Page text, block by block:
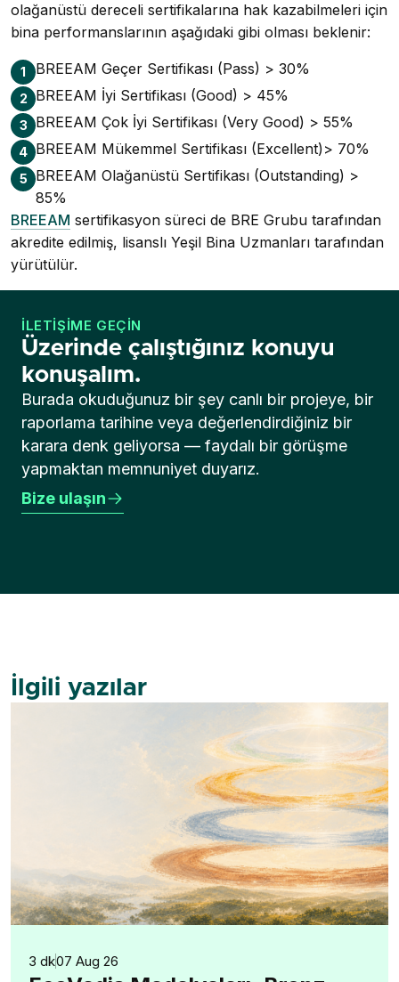
olağanüstü dereceli sertifikalarına hak kazabilmeleri için
bina performanslarının aşağıdaki gibi olması beklenir:
1 BREEAM Geçer Sertifikası (Pass) > 30%
2 BREEAM İyi Sertifikası (Good) > 45%
3 BREEAM Çok İyi Sertifikası (Very Good) > 55%
4 BREEAM Mükemmel Sertifikası (Excellent)> 70%
5
BREEAM Olağanüstü Sertifikası (Outstanding) >
85%
BREEAM sertifikasyon süreci de BRE Grubu tarafından
akredite edilmiş, lisanslı Yeşil Bina Uzmanları tarafından
yürütülür.
İLETIŞIME GEÇIN
Üzerinde çalıştığınız konuyu
konuşalım.
Burada okuduğunuz bir şey canlı bir projeye, bir
raporlama tarihine veya değerlendirdiğiniz bir
karara denk geliyorsa — faydalı bir görüşme
yapmaktan memnuniyet duyarız.
Bize ulaşın
İlgili yazılar
3 dk07 Aug 26